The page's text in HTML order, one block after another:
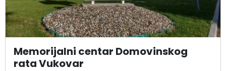
Memorijalni centar Domovinskog
rata Vukovar